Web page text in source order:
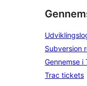
Subversion
Gennemse i
Trac tickets